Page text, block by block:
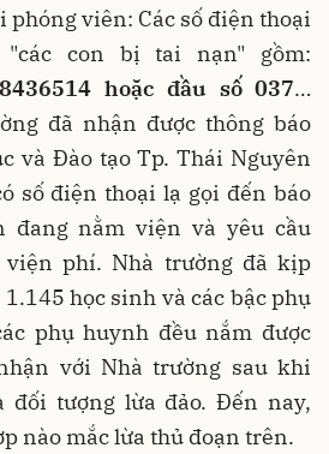
phóng viên: Các số điện thoại
con bị tai nạn" gồm:
hoặcđầu số 037…
đã nhận được thông báo
và Đào tạo Tp. Thái Nguyên
số điện thoại lạ gọi đến báo
nằm viện và yêu cầu
phí. Nhà trường đã kịp
học sinh và các bậc phụ
phụ huynh đều nắm được
với Nhà trường sau khi
đối tượng lừa đảo. Đến nay,
nào mắc lừa thủ đoạn trên.